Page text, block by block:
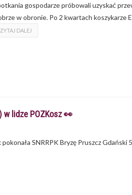
gospodarze próbowali uzyskać
w obronie. Po 2 kwartach koszykarze
DALEJ
w lidze POZKosz 👀
SNRRPK Bryzę Pruszcz Gdański